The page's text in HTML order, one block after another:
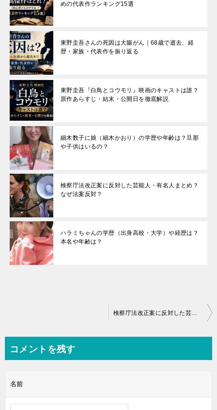
めの代表作ランキング15選
東野圭吾さんの死因は大腸がん｜68歳で逝去、経
歴・家族・代表作を振り返る
東野圭吾『白鳥とコウモリ』映画のキャストは誰？
原作あらすじ・結末・公開日を徹底解説
細木数子に娘（細木かおり）の学歴や年齢は？旦那
や子供はいるの？
検察庁法改正案に反対した芸能人・有名人まとめ？
なぜ法案反対？
ハラミちゃんの学歴（出身高校・大学）や経歴は？
本名や年齢は？
ビ
ー
シ
検察庁法改正案に反対した芸能人・有名人まとめ？なぜ法案反対？
コメントを残す
名前